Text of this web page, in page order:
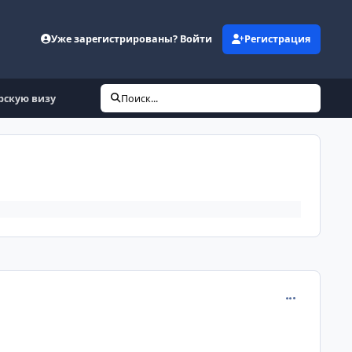
Уже зарегистрированы? Войти Регистрация
визу Поиск...